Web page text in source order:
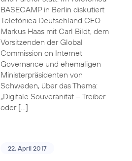
BASECAMP in Berlin diskutiert
Telefónica Deutschland CEO
Markus Haas mit Carl Bildt, dem
Vorsitzenden der Global
Commission on Internet
Governance und ehemaligen
Ministerpräsidenten von
Schweden, über das Thema:
„Digitale Souveränität – Treiber
oder […]
22. April 2017